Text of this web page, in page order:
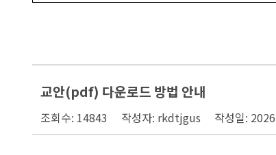
교안(pdf) 다운로드 방법 안내
조회수: 14843 작성자: rkdtjgus 작성일: